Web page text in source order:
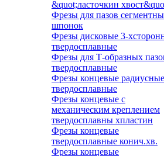
&quot;ласточкин
Фрезы для пазов
шпонок
Фрезы дисковые 3-
твердосплавные
Фрезы для Т-образных
твердосплавные
Фрезы концевые радиусные
твердосплавные
Фрезы концевые с
механическим креплением
твердосплавны хпластин
Фрезы концевые
твердосплавные конич.хв.
Фрезы концевые